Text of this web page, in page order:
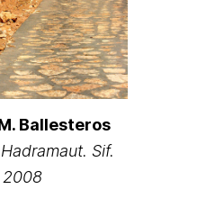
Ballesteros
Sif.
2008